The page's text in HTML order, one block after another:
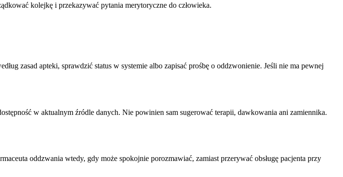
kolejkę i przekazywać pytania merytoryczne do człowieka.
zasad apteki, sprawdzić status w systemie albo zapisać prośbę o oddzwonienie. Jeśli nie ma pewnej
w aktualnym źródle danych. Nie powinien sam sugerować terapii, dawkowania ani zamiennika.
oddzwania wtedy, gdy może spokojnie porozmawiać, zamiast przerywać obsługę pacjenta przy